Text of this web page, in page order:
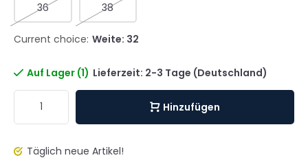
36 38
Current choice: Weite: 32
Auf Lager (1) Lieferzeit: 2-3 Tage (Deutschland)
Hinzufügen
Täglich neue Artikel!